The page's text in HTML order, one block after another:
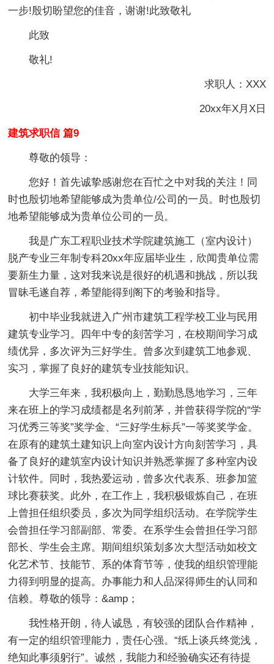
一步!殷切盼望您的佳音，谢谢!此致敬礼
此致
敬礼!
求职人：XXX
20xx年X月X日
建筑求职信 篇9
尊敬的领导：
您好！首先诚挚感谢您在百忙之中对我的关注！同
时也殷切地希望能够成为贵单位/公司的一员。时也殷切
地希望能够成为贵单位公司的一员。
我是广东工程职业技术学院建筑施工（室内设计）
脱产专业三年制专科20xx年应届毕业生，欣闻贵单位需
要新生力量，这对我来说是很好的机遇和挑战，所以我
冒昧毛遂自荐，希望能得到阁下的考验和指导。
初中毕业我就进入广州市建筑工程学校工业与民用
建筑专业学习。四年中专的刻苦学习，在校期间学习成
绩优异，多次评为三好学生。曾多次到建筑工地参观、
实习，掌握了良好的建筑专业技能知识。
大学三年来，我积极向上，勤勤恳恳地学习，三年
来在班上的学习成绩都是名列前茅，并曾获得学院的“学
习优秀三等奖”奖学金、“三好学生标兵”一等奖奖学金。
在原有的建筑土建知识上向室内设计方向刻苦学习，具
备了良好的建筑室内设计知识并熟悉掌握了多种室内设
计软件。同时，我热爱运动，曾多次代表系、班参加篮
球比赛获奖。此外，在工作上，我积极锻炼自己，在班
上曾担任组织委员，多次为同学组织活动。在学院学生
会曾担任学习部副部、常委。在系学生会曾担任学习部
部长、学生会主席。期间组织策划多次大型活动如校文
化艺术节、技能节、系的体育节等，使我的组织管理能
力得到明显的提高。办事能力和人品深得师生的认同和
信赖。尊敬的领导：&amp；
我性格开朗，待人诚恳，有较强的团队合作精神，
有一定的组织管理能力，责任心强。“纸上谈兵终觉浅，
绝知此事须躬行”。诚然，我能力和经验确实还有待提